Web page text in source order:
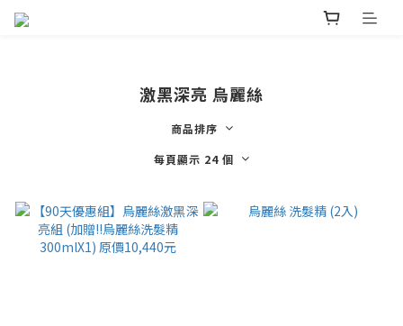
激黑深亮 烏麗絲
商品排序
每頁顯示 24 個